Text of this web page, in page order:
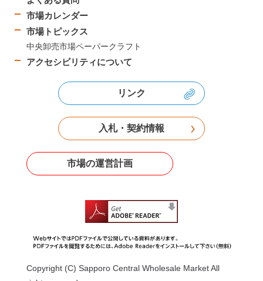
市場カレンダー
市場トピックス
中央卸売市場ペーパークラフト
アクセシビリティについて
リンク
入札・契約情報
市場の運営計画
Copyright (C) Sapporo Central Wholesale Market All